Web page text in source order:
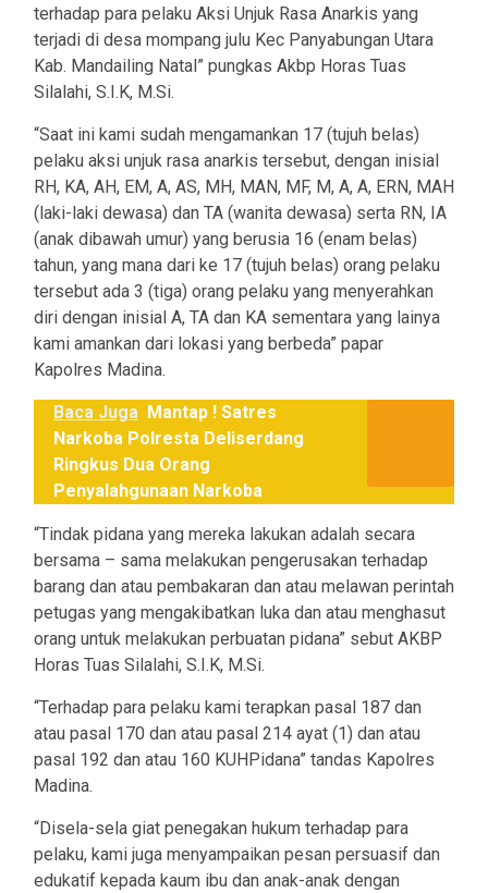
terhadap para pelaku Aksi Unjuk Rasa Anarkis yang
terjadi di desa mompang julu Kec Panyabungan Utara
Kab. Mandailing Natal” pungkas Akbp Horas Tuas
Silalahi, S.I.K, M.Si.
“Saat ini kami sudah mengamankan 17 (tujuh belas)
pelaku aksi unjuk rasa anarkis tersebut, dengan inisial
RH, KA, AH, EM, A, AS, MH, MAN, MF, M, A, A, ERN, MAH
(laki-laki dewasa) dan TA (wanita dewasa) serta RN, IA
(anak dibawah umur) yang berusia 16 (enam belas)
tahun, yang mana dari ke 17 (tujuh belas) orang pelaku
tersebut ada 3 (tiga) orang pelaku yang menyerahkan
diri dengan inisial A, TA dan KA sementara yang lainya
kami amankan dari lokasi yang berbeda” papar
Kapolres Madina.
Baca Juga Mantap ! Satres
Narkoba Polresta Deliserdang
Ringkus Dua Orang
Penyalahgunaan Narkoba
“Tindak pidana yang mereka lakukan adalah secara
bersama – sama melakukan pengerusakan terhadap
barang dan atau pembakaran dan atau melawan perintah
petugas yang mengakibatkan luka dan atau menghasut
orang untuk melakukan perbuatan pidana” sebut AKBP
Horas Tuas Silalahi, S.I.K, M.Si.
“Terhadap para pelaku kami terapkan pasal 187 dan
atau pasal 170 dan atau pasal 214 ayat (1) dan atau
pasal 192 dan atau 160 KUHPidana” tandas Kapolres
Madina.
“Disela-sela giat penegakan hukum terhadap para
pelaku, kami juga menyampaikan pesan persuasif dan
edukatif kepada kaum ibu dan anak-anak dengan